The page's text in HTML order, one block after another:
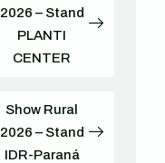
2026 – Stand
PLANTI
CENTER
Show Rural
2026 – Stand
IDR-Paraná